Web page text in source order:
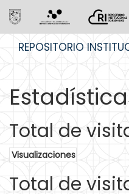
REPOSITORIO
Total de
Visualizaciones
Total de